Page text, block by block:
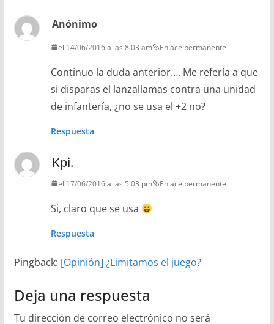
Anónimo
el 14/06/2016 a las 8:03 am Enlace permanente
Continuo la duda anterior…. Me refería a que
si disparas el lanzallamas contra una unidad
de infantería, ¿no se usa el +2 no?
Respuesta
Kpi.
el 17/06/2016 a las 5:03 pm Enlace permanente
Si, claro que se usa
Respuesta
Pingback: [Opinión] ¿Limitamos el juego?
Deja una respuesta
Tu dirección de correo electrónico no será